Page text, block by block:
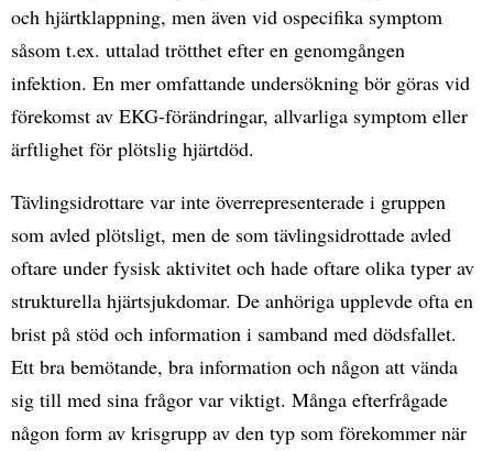
och hjärtklappning, men även vid ospecifika symptom
såsom t.ex. uttalad trötthet efter en genomgången
infektion. En mer omfattande undersökning bör göras vid
förekomst av EKG-förändringar, allvarliga symptom eller
ärftlighet för plötslig hjärtdöd.
Tävlingsidrottare var inte överrepresenterade i gruppen
som avled plötsligt, men de som tävlingsidrottade avled
oftare under fysisk aktivitet och hade oftare olika typer av
strukturella hjärtsjukdomar. De anhöriga upplevde ofta en
brist på stöd och information i samband med dödsfallet.
Ett bra bemötande, bra information och någon att vända
sig till med sina frågor var viktigt. Många efterfrågade
någon form av krisgrupp av den typ som förekommer när